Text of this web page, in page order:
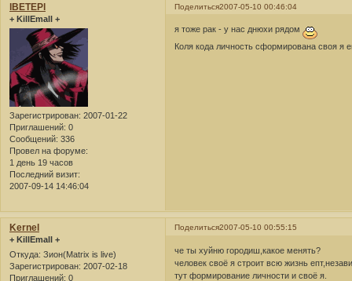
Поделиться2007-05-10 00:46:04
lBETEPl
+ KillEmall +
Зарегистрирован: 2007-01-22
Приглашений: 0
Сообщений: 336
Провел на форуме:
1 день 19 часов
Последний визит:
2007-09-14 14:46:04
я тоже рак - у нас днюхи рядом
Коля кода личность сформирована своя я
Поделиться2007-05-10 00:55:15
Kernel
+ KillEmall +
Откуда: Зион(Matrix is live)
Зарегистрирован: 2007-02-18
Приглашений: 0
че ты хуйню городиш,какое менять?
человек своё я строит всю жизнь
тут формирование личности и своё я.